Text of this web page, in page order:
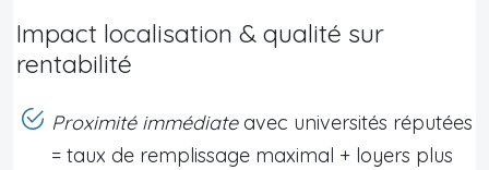
Impact localisation & qualité sur
rentabilité
Proximité immédiateavec universités réputées
= taux de remplissage maximal + loyers plus